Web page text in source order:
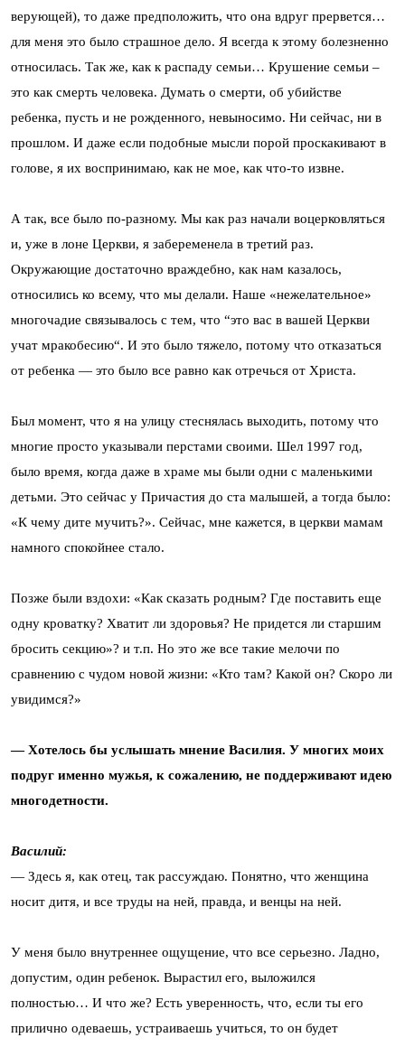
верующей), то даже предположить, что она вдруг прервется…
для меня это было страшное дело. Я всегда к этому болезненно
относилась. Так же, как к распаду семьи… Крушение семьи –
это как смерть человека. Думать о смерти, об убийстве
ребенка, пусть и не рожденного, невыносимо. Ни сейчас, ни в
прошлом. И даже если подобные мысли порой проскакивают в
голове, я их воспринимаю, как не мое, как что-то извне.
А так, все было по-разному. Мы как раз начали воцерковляться
и, уже в лоне Церкви, я забеременела в третий раз.
Окружающие достаточно враждебно, как нам казалось,
относились ко всему, что мы делали. Наше «нежелательное»
многочадие связывалось с тем, что “это вас в вашей Церкви
учат мракобесию“. И это было тяжело, потому что отказаться
от ребенка — это было все равно как отречься от Христа.
Был момент, что я на улицу стеснялась выходить, потому что
многие просто указывали перстами своими. Шел 1997 год,
было время, когда даже в храме мы были одни с маленькими
детьми. Это сейчас у Причастия до ста малышей, а тогда было:
«К чему дите мучить?». Сейчас, мне кажется, в церкви мамам
намного спокойнее стало.
Позже были вздохи: «Как сказать родным? Где поставить еще
одну кроватку? Хватит ли здоровья? Не придется ли старшим
бросить секцию»? и т.п. Но это же все такие мелочи по
сравнению с чудом новой жизни: «Кто там? Какой он? Скоро ли
увидимся?»
— Хотелось бы услышать мнение Василия. У многих моих
подруг именно мужья, к сожалению, не поддерживают идею
многодетности.
Василий:
— Здесь я, как отец, так рассуждаю. Понятно, что женщина
носит дитя, и все труды на ней, правда, и венцы на ней.
У меня было внутреннее ощущение, что все серьезно. Ладно,
допустим, один ребенок. Вырастил его, выложился
полностью… И что же? Есть уверенность, что, если ты его
прилично одеваешь, устраиваешь учиться, то он будет